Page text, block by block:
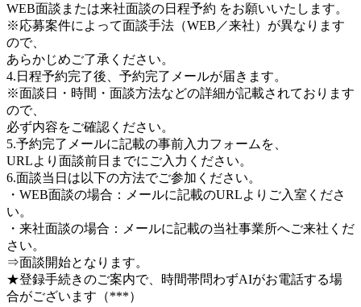
WEB面談または来社面談の日程予約 をお願いいたします。
※応募案件によって面談手法（WEB／来社）が異なります
ので、
あらかじめご了承ください。
4.日程予約完了後、予約完了メールが届きます。
※面談日・時間・面談方法などの詳細が記載されております
ので、
必ず内容をご確認ください。
5.予約完了メールに記載の事前入力フォームを、
URLより面談前日までにご入力ください。
6.面談当日は以下の方法でご参加ください。
・WEB面談の場合：メールに記載のURLよりご入室くださ
い。
・来社面談の場合：メールに記載の当社事業所へご来社くだ
さい。
⇒面談開始となります。
★登録手続きのご案内で、時間帯問わずAIがお電話する場
合がございます（***）